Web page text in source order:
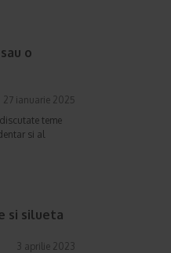
o
27 ianuarie 2025
teme
si al
si silueta
3 aprilie 2023